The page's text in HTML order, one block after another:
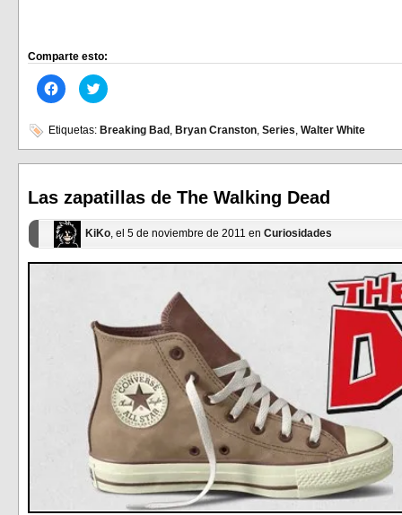
Comparte esto:
Haz
clic
en
Facebook
(Se
abre
ventana
nueva)
Haz
clic
en
(Se
abre
ventana
nueva)
Etiquetas: Breaking Bad , Bryan Cranston, Series, Walter White
Las zapatillas de The Walking Dead
KiKo, el 5 de noviembre de 2011 en Curiosidades